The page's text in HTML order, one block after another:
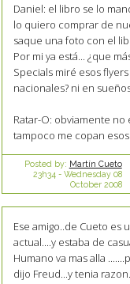
Daniel: el libro se lo
lo quiero comprar de
saque una foto con el
Por mi ya está... ¿que
Specials miré esos
nacionales? ni en
Ratar-O: obviamente
tampoco me copan
Posted by: Martín Cueto
23h34 - Wednesday 08
October 2008
Ese amigo..de Cueto es
actual....y estaba de
Humano va mas alla
dijo Freud...y tenia